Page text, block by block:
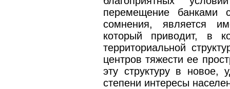
перемещение банками
сомнения, является
который приводит, в
территориальной
центров тяжести ее
эту структуру в новое,
степени интересы